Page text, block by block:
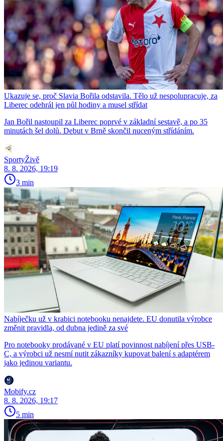
Ukazuje se, proč Slavia Bořila odstavila. Tělo už nespolupracuje, za
Liberec odehrál jen půl hodiny a musel střídat
Jan Bořil nastoupil za Liberec poprvé v základní sestavě, a po 35
minutách šel dolů. Debut v Brně skončil nuceným střídáním.
SportyŽivě
8. 8. 2026, 19:19
3 min
Nabíječku už v krabici notebooku nenajdete. EU donutila výrobce
změnit pravidla, od dubna jedině za své
Pro notebooky prodávané v EU platí povinnost nabíjení přes USB-
C, a výrobci už nesmí nutit zákazníky kupovat balení s adaptérem
jako jedinou variantu.
Mobify.cz
8. 8. 2026, 19:17
5 min